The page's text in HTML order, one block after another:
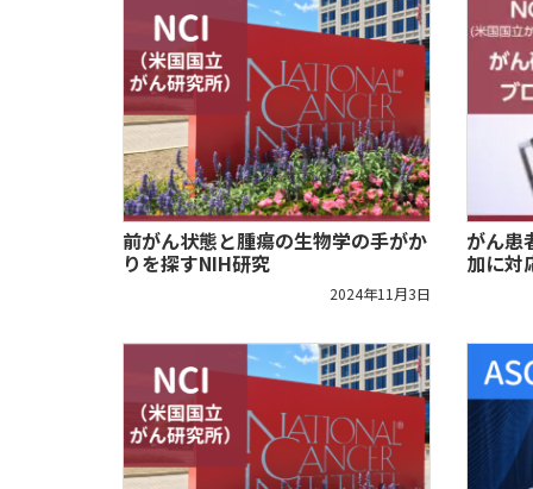
前がん状態と腫瘍の生物学の手がか
りを探すNIH研究
2024年11月3日
がん患
加に対